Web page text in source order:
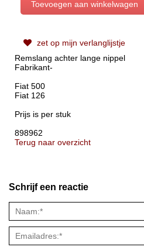
zet op mijn verlanglijstje
Remslang achter lange nippel
Fabrikant-
Fiat 500
Fiat 126
Prijs is per stuk
898962
Terug naar overzicht
Schrijf een reactie